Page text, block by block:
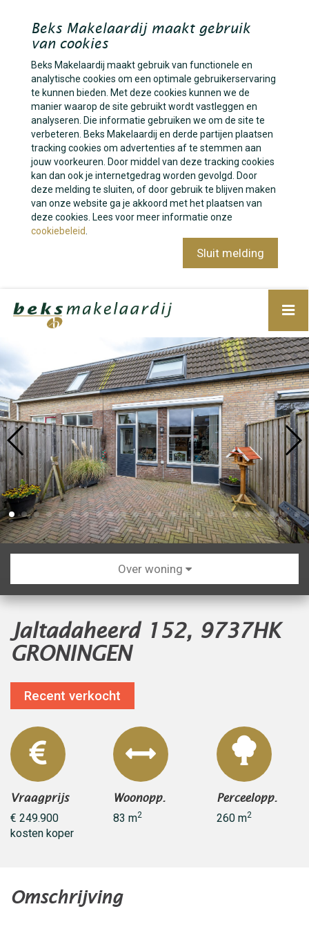
Beks Makelaardij maakt gebruik
van cookies
Beks Makelaardij maakt gebruik van functionele en
analytische cookies om een optimale gebruikerservaring
te kunnen bieden. Met deze cookies kunnen we de
manier waarop de site gebruikt wordt vastleggen en
analyseren. Die informatie gebruiken we om de site te
verbeteren. Beks Makelaardij en derde partijen plaatsen
tracking cookies om advertenties af te stemmen aan
jouw voorkeuren. Door middel van deze tracking cookies
kan dan ook je internetgedrag worden gevolgd. Door
deze melding te sluiten, of door gebruik te blijven maken
van onze website ga je akkoord met het plaatsen van
deze cookies. Lees voor meer informatie onze
cookiebeleid
Sluit melding
Over woning
Jaltadaheerd 152, 9737HK
GRONINGEN
Recent verkocht
Vraagprijs
€ 249.900
kosten koper
Woonopp.
83 m2
Perceelopp.
260 m2
Omschrijving